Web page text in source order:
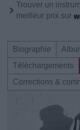
Trouver un
meilleur prix sur
Biographie
Téléchargements
Corrections &